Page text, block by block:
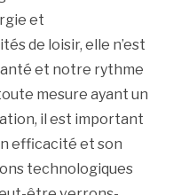
et
de loisir, elle n’est
et notre rythme
mesure ayant un
il est important
efficacité et son
technologiques